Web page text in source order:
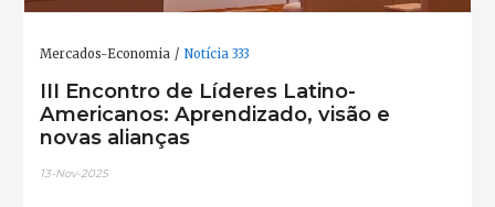
Mercados-Economia Notícia 333
III Encontro de Líderes Latino-
Americanos: Aprendizado, visão e
novas alianças
13-Nov-2025